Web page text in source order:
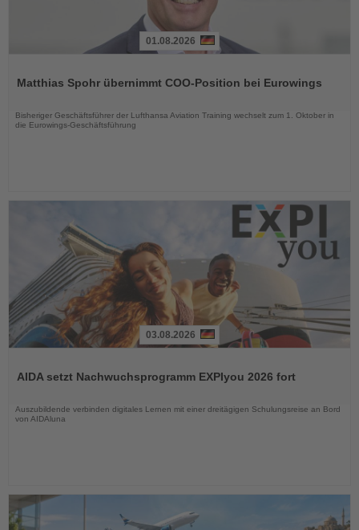
die
01.08.2026
Matthias Spohr übernimmt COO-Position bei Eurowings
Bisheriger Geschäftsführer der Lufthansa Aviation Training wechselt zum 1. Oktober in
die Eurowings-Geschäftsführung
die
03.08.2026
AIDA setzt Nachwuchsprogramm EXPIyou 2026 fort
Auszubildende verbinden digitales Lernen mit einer dreitägigen Schulungsreise an Bord
von AIDAluna